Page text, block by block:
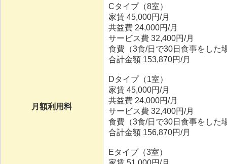
月額利用料
Cタイプ（8室）
家賃 45,000円/月
共益費 24,000円/月
サービス費 32,400円/月
食費（3食/日で30日食事をした
合計金額 153,870円/月
Dタイプ（1室）
家賃 45,000円/月
共益費 24,000円/月
サービス費 32,400円/月
食費（3食/日で30日食事をした
合計金額 156,870円/月
Eタイプ（3室）